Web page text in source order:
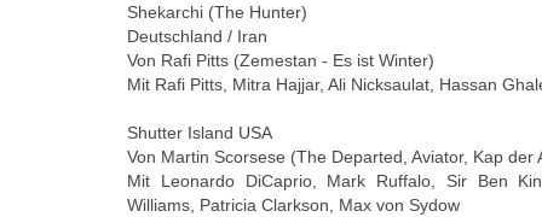
Shekarchi (The Hunter)
Deutschland / Iran
Von Rafi Pitts (Zemestan - Es ist Winter)
Mit Rafi Pitts, Mitra Hajjar, Ali Nicksaulat, Hassan
Shutter Island USA
Von Martin Scorsese (The Departed, Aviator, Kap der
Mit Leonardo DiCaprio, Mark Ruffalo, Sir Ben
Williams, Patricia Clarkson, Max von Sydow